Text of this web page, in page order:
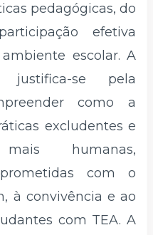
pedagógicas, do
efetiva
escolar. A
se pela
como a
excludentes e
humanas,
com o
à convivência e ao
com TEA. A